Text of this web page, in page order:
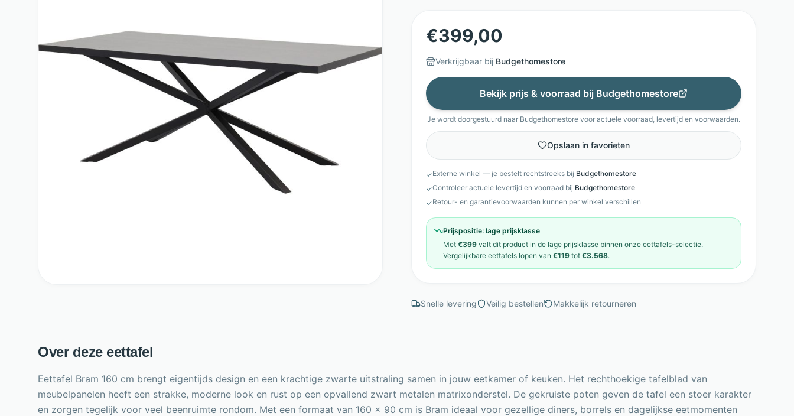
€399,00
Verkrijgbaar bij Budgethomestore
Bekijk prijs & voorraad bij Budgethomestore
Je wordt doorgestuurd naar Budgethomestore voor actuele voorraad, levertijd en voorwaarden.
Opslaan in favorieten
✓Externe winkel — je bestelt rechtstreeks bij Budgethomestore
✓Controleer actuele levertijd en voorraad bij Budgethomestore
✓Retour- en garantievoorwaarden kunnen per winkel verschillen
Prijspositie: lage prijsklasse
Met €399 valt dit product in de lage prijsklasse binnen onze eettafels-selectie.
Vergelijkbare eettafels lopen van €119 tot €3.568.
Snelle levering Veilig bestellen Makkelijk retourneren
Over deze eettafel
Eettafel Bram 160 cm brengt eigentijds design en een krachtige zwarte uitstraling samen in jouw eetkamer of keuken. Het rechthoekige tafelblad van
meubelpanelen heeft een strakke, moderne look en rust op een opvallend zwart metalen matrixonderstel. De gekruiste poten geven de tafel een stoer karakter
en zorgen tegelijk voor veel beenruimte rondom. Met een formaat van 160 x 90 cm is Bram ideaal voor gezellige diners, borrels en dagelijkse eetmomenten